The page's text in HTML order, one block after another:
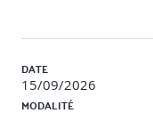
DATE
15/09/2026
MODALITÉ